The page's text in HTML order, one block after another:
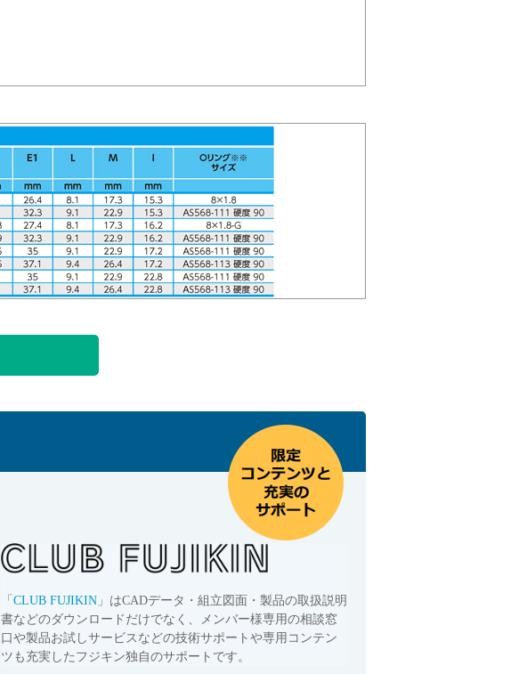
「 CLUB FUJIKIN 」はCADデータ・組立図面・製品の取扱説明
書などのダウンロードだけでなく、メンバー様専用の相談窓
口や製品お試しサービスなどの技術サポートや専用コンテン
ツも充実したフジキン独自のサポートです。